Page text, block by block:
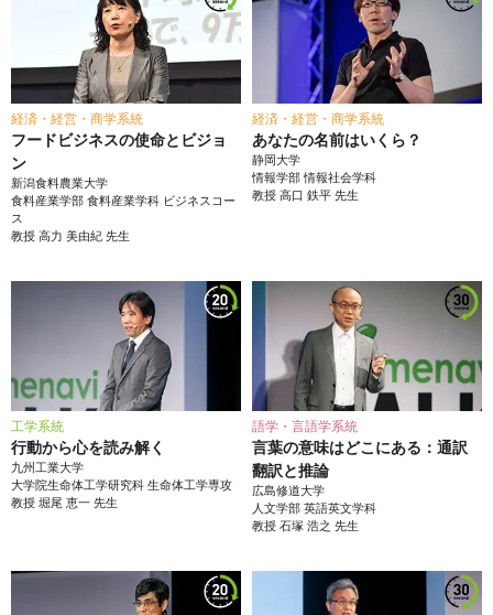
経済・経営・商学系統
フードビジネスの使命とビジョ
ン
新潟食料農業大学
食料産業学部 食料産業学科 ビジネスコー
ス
教授 高力 美由紀先生
経済・経営・商学系統
あなたの名前はいくら？
静岡大学
情報学部 情報社会学科
教授 高口 鉄平 先生
工学系統
行動から心を読み解く
九州工業大学
大学院生命体工学研究科 生命体工学専攻
教授 堀尾 恵一先生
語学・言語学系統
言葉の意味はどこにある：通訳
翻訳と推論
広島修道大学
人文学部 英語英文学科
教授 石塚 浩之 先生